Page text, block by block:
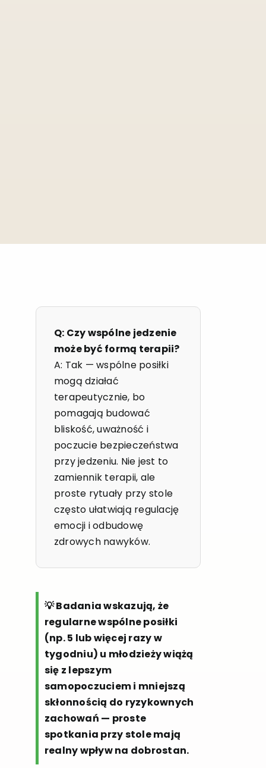
Q: Czy wspólne jedzenie
może być formą terapii?
A: Tak — wspólne posiłki
mogą działać
terapeutycznie, bo
pomagają budować
bliskość, uważność i
poczucie bezpieczeństwa
przy jedzeniu. Nie jest to
zamiennik terapii, ale
proste rytuały przy stole
często ułatwiają regulację
emocji i odbudowę
zdrowych nawyków.
💡 Badania wskazują, że
regularne wspólne posiłki
(np. 5 lub więcej razy w
tygodniu) u młodzieży wiążą
się z lepszym
samopoczuciem i mniejszą
skłonnością do ryzykownych
zachowań — proste
spotkania przy stole mają
realny wpływ na dobrostan.